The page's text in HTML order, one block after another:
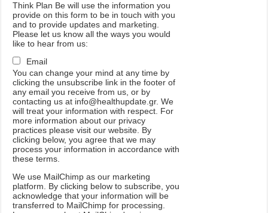
Think Plan Be will use the information you
provide on this form to be in touch with you
and to provide updates and marketing.
Please let us know all the ways you would
like to hear from us:
Email
You can change your mind at any time by
clicking the unsubscribe link in the footer of
any email you receive from us, or by
contacting us at info@healthupdate.gr. We
will treat your information with respect. For
more information about our privacy
practices please visit our website. By
clicking below, you agree that we may
process your information in accordance with
these terms.
We use MailChimp as our marketing
platform
By clicking below to subscribe ,you
acknowledge that your information will be
transferred to MailChimp for processing